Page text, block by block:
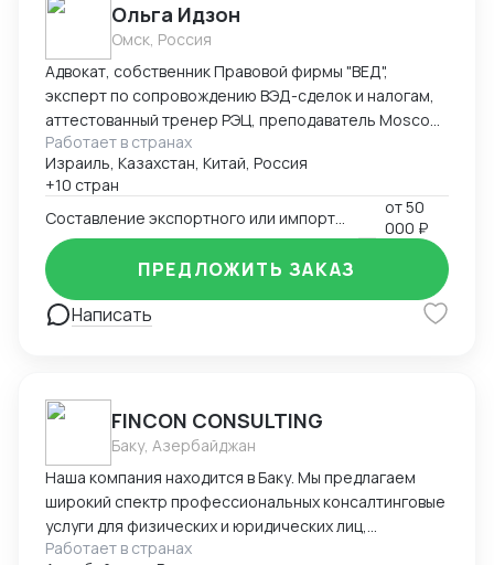
Ольга Идзон
Омск, Россия
Адвокат, собственник Правовой фирмы "ВЕД",
эксперт по сопровождению ВЭД-сделок и налогам,
аттестованный тренер РЭЦ, преподаватель Moscow
Digital School. Неоднократно признана одним из
лучших юристов по ВЭД рейтингом юристов России
Право.ру-300, Коммерсантъ. Деятельность фирмы
"ВЕД" по направлению ВЭД отмечена Forbes Legal.
Работает в странах
Израиль, Казахстан, Китай, Россия
+10 стран
от50
000 ₽
Написать
ПРЕДЛОЖИТЬ ЗАКАЗ
FINCON CONSULTING
Баку, Азербайджан
Наша компания находится в Баку. Мы предлагаем
широкий спектр профессиональных консалтинговые
услуги для физических и юридических лиц,
предпринимателей и бизнесменов на территории
Работает в странах